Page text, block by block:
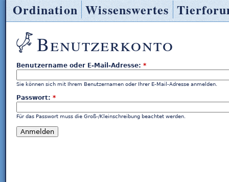
Benutzerkonto
Benutzername oder E-Mail-Adresse: *
Sie können sich mit Ihrem Benutzernamen oder Ihrer E-Mail-Adresse anmelden.
Passwort: *
Für das Passwort muss die Groß-/Kleinschreibung beachtet werden.
Tierarzt Entner
Ordination Wissenswertes